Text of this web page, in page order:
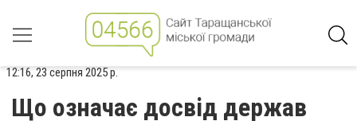
12:16, 23 серпня 2025 р.
Що означає досвід держав